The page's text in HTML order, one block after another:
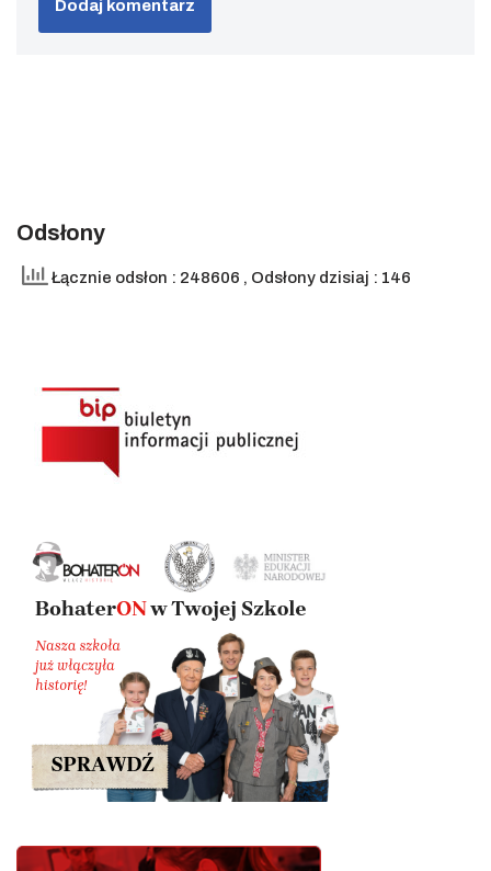
Odsłony
Łącznie odsłon : 248606 , Odsłony dzisiaj : 146